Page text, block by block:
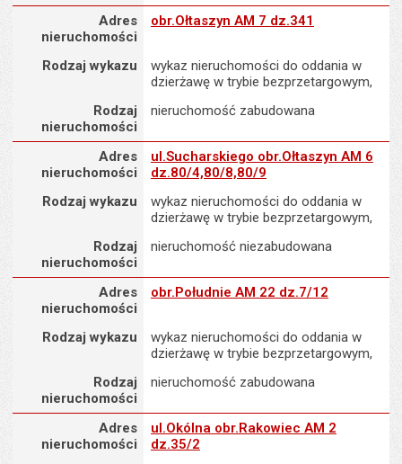
Adres nieruchomości
Adres
nieruchomości
obr.Ołtaszyn AM 7 dz.341
Rodzaj wykazu
wykaz nieruchomości do oddania w
dzierżawę w trybie bezprzetargowym,
Rodzaj
nieruchomości
nieruchomość zabudowana
Adres nieruchomości
Adres
nieruchomości
ul.Sucharskiego obr.Ołtaszyn AM 6
dz.80/4,80/8,80/9
Rodzaj wykazu
wykaz nieruchomości do oddania w
dzierżawę w trybie bezprzetargowym,
Rodzaj
nieruchomości
nieruchomość niezabudowana
Adres nieruchomości
Adres
nieruchomości
obr.Południe AM 22 dz.7/12
Rodzaj wykazu
wykaz nieruchomości do oddania w
dzierżawę w trybie bezprzetargowym,
Rodzaj
nieruchomości
nieruchomość zabudowana
Adres nieruchomości
Adres
nieruchomości
ul.Okólna obr.Rakowiec AM 2
dz.35/2